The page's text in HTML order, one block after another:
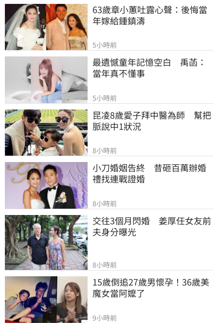
63歲章小蕙吐露心聲：後悔當
年嫁給鍾鎮濤
5小時前
最遺憾童年記憶空白　禹菡：
當年真不懂事
5小時前
昆凌8歲愛子拜中醫為師　幫把
脈說中1狀況
8小時前
小刀婚姻告終　昔砸百萬辦婚
禮找連戰證婚
8小時前
交往3個月閃婚　姜厚任女友前
夫身分曝光
8小時前
15歲倒追27歲男懷孕！36歲美
魔女當阿嬤了
9小時前